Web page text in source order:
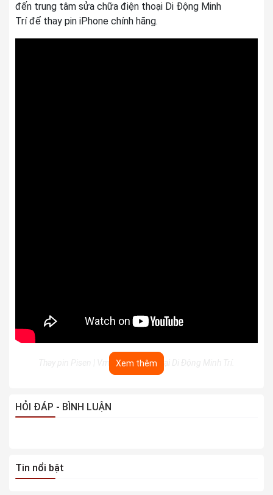
đến trung tâm sửa chữa điện thoại Di Động Minh
Trí để thay pin iPhone chính hãng.
Thay pin Pisen | Vmas chính hãng tại Di Động Minh Trí.
được đánh giá cao về chất lượng cũng như giá cả. Bởi tại
trung tâm, dịch vụ thay pin điên thoại luôn sử dụng pin
Xem thêm
HỎI ĐÁP - BÌNH LUẬN
Tin nổi bật